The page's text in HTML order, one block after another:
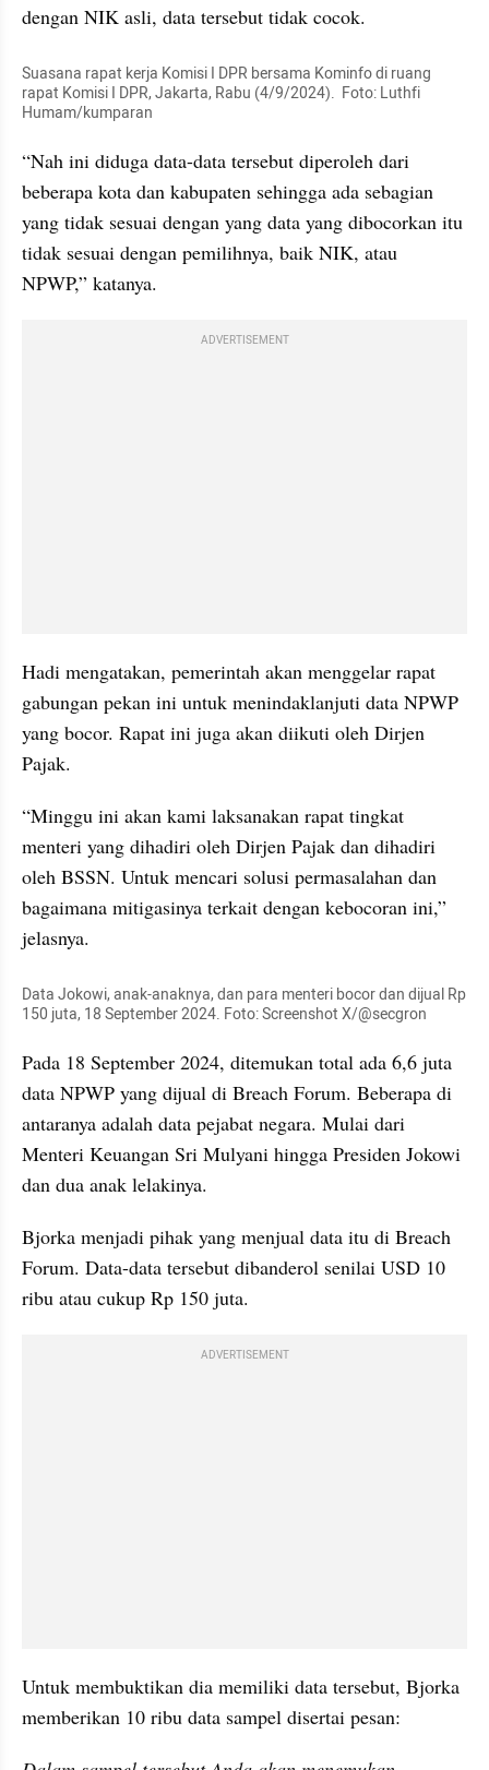
dengan NIK asli, data tersebut tidak cocok.
Suasana rapat kerja Komisi I DPR bersama Kominfo di ruang
rapat Komisi I DPR, Jakarta, Rabu (4/9/2024).  Foto: Luthfi
Humam/kumparan
“Nah ini diduga data-data tersebut diperoleh dari
beberapa kota dan kabupaten sehingga ada sebagian
yang tidak sesuai dengan yang data yang dibocorkan itu
tidak sesuai dengan pemilihnya, baik NIK, atau
NPWP,” katanya.
ADVERTISEMENT
Hadi mengatakan, pemerintah akan menggelar rapat
gabungan pekan ini untuk menindaklanjuti data NPWP
yang bocor. Rapat ini juga akan diikuti oleh Dirjen
Pajak.
“Minggu ini akan kami laksanakan rapat tingkat
menteri yang dihadiri oleh Dirjen Pajak dan dihadiri
oleh BSSN. Untuk mencari solusi permasalahan dan
bagaimana mitigasinya terkait dengan kebocoran ini,”
jelasnya.
Data Jokowi, anak-anaknya, dan para menteri bocor dan dijual Rp
150 juta, 18 September 2024. Foto: Screenshot X/@secgron
Pada 18 September 2024, ditemukan total ada 6,6 juta
data NPWP yang dijual di Breach Forum. Beberapa di
antaranya adalah data pejabat negara. Mulai dari
Menteri Keuangan Sri Mulyani hingga Presiden Jokowi
dan dua anak lelakinya.
Bjorka menjadi pihak yang menjual data itu di Breach
Forum. Data-data tersebut dibanderol senilai USD 10
ribu atau cukup Rp 150 juta.
ADVERTISEMENT
Untuk membuktikan dia memiliki data tersebut, Bjorka
memberikan 10 ribu data sampel disertai pesan: